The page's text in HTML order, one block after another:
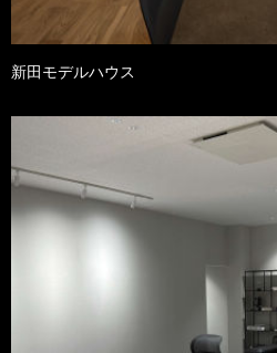
新田モデルハウス